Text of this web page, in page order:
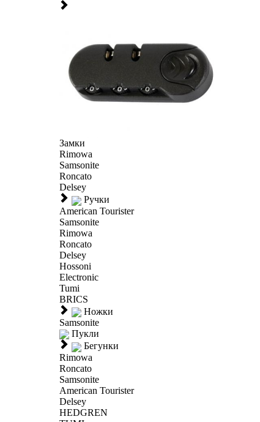
Замки
Rimowa
Samsonite
Roncato
Delsey
Ручки
American Tourister
Samsonite
Rimowa
Roncato
Delsey
Hossoni
Electronic
Tumi
BRICS
Ножки
Samsonite
Пукли
Бегунки
Rimowa
Roncato
Samsonite
American Tourister
Delsey
HEDGREN